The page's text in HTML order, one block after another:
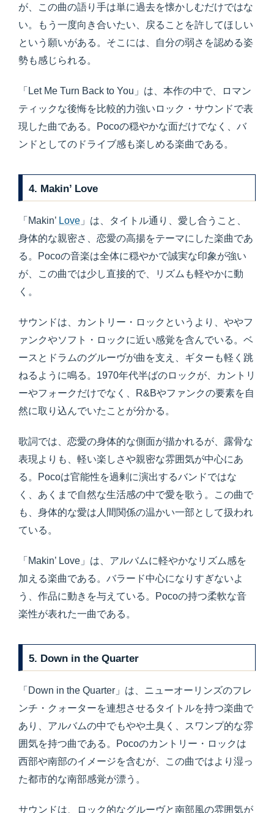
が、この曲の語り手は単に過去を懐かしむだけではな
い。もう一度向き合いたい、戻ることを許してほしい
という願いがある。そこには、自分の弱さを認める姿
勢も感じられる。
「Let Me Turn Back to You」は、本作の中で、ロマン
ティックな後悔を比較的力強いロック・サウンドで表
現した曲である。Pocoの穏やかな面だけでなく、バ
ンドとしてのドライブ感も楽しめる楽曲である。
4. Makin’ Love
「Makin’ Love 」は、タイトル通り、愛し合うこと、
身体的な親密さ、恋愛の高揚をテーマにした楽曲であ
る。Pocoの音楽は全体に穏やかで誠実な印象が強い
が、この曲では少し直接的で、リズムも軽やかに動
く。
サウンドは、カントリー・ロックというより、ややフ
ァンクやソフト・ロックに近い感覚を含んでいる。ベ
ースとドラムのグルーヴが曲を支え、ギターも軽く跳
ねるように鳴る。1970年代半ばのロックが、カントリ
ーやフォークだけでなく、R&Bやファンクの要素を自
然に取り込んでいたことが分かる。
歌詞では、恋愛の身体的な側面が描かれるが、露骨な
表現よりも、軽い楽しさや親密な雰囲気が中心にあ
る。Pocoは官能性を過剰に演出するバンドではな
く、あくまで自然な生活感の中で愛を歌う。この曲で
も、身体的な愛は人間関係の温かい一部として扱われ
ている。
「Makin’ Love」は、アルバムに軽やかなリズム感を
加える楽曲である。バラード中心になりすぎないよ
う、作品に動きを与えている。Pocoの持つ柔軟な音
楽性が表れた一曲である。
5. Down in the Quarter
「Down in the Quarter」は、ニューオーリンズのフレ
ンチ・クォーターを連想させるタイトルを持つ楽曲で
あり、アルバムの中でもやや土臭く、スワンプ的な雰
囲気を持つ曲である。Pocoのカントリー・ロックは
西部や南部のイメージを含むが、この曲ではより湿っ
た都市的な南部感覚が漂う。
サウンドは、ロック的なグルーヴと南部風の雰囲気が